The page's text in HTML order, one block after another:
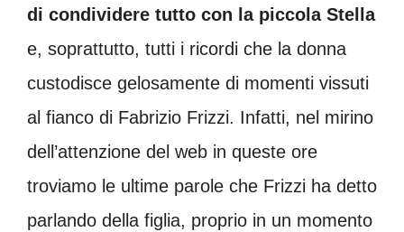
di condividere tutto con la piccola Stella
e, soprattutto, tutti i ricordi che la donna
custodisce gelosamente di momenti vissuti
al fianco di Fabrizio Frizzi. Infatti, nel mirino
dell’attenzione del web in queste ore
troviamo le ultime parole che Frizzi ha detto
parlando della figlia, proprio in un momento